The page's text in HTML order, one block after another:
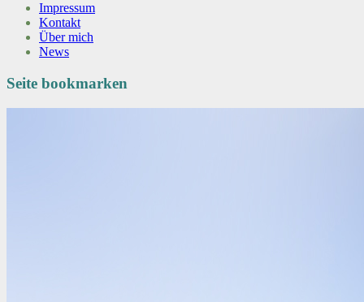
Impressum
Kontakt
Über mich
News
Seite bookmarken